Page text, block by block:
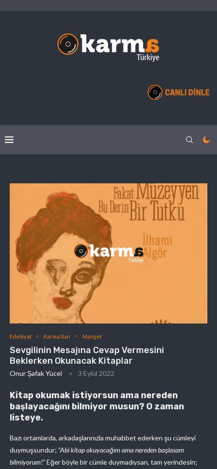
Edebiyat Karma'dan Manşet
Sevgilinin Mesajına Cevap Vermesini
Beklerken Okunacak Kitaplar
Onur Şafak Yücel 3 Eylül 2022
Kitap okumak istiyorsun ama nereden
başlayacağını bilmiyor musun? O zaman
listeye.
Bazı ortamlarda, arkadaşlarınızla muhabbet ederken şu cümleyi
duymuşsundur; “Abi kitap okuyacağım ama nereden başlasam
bilmiyorum!”Eğer böyle bir cümle duymadıysan, tam yerindesin;